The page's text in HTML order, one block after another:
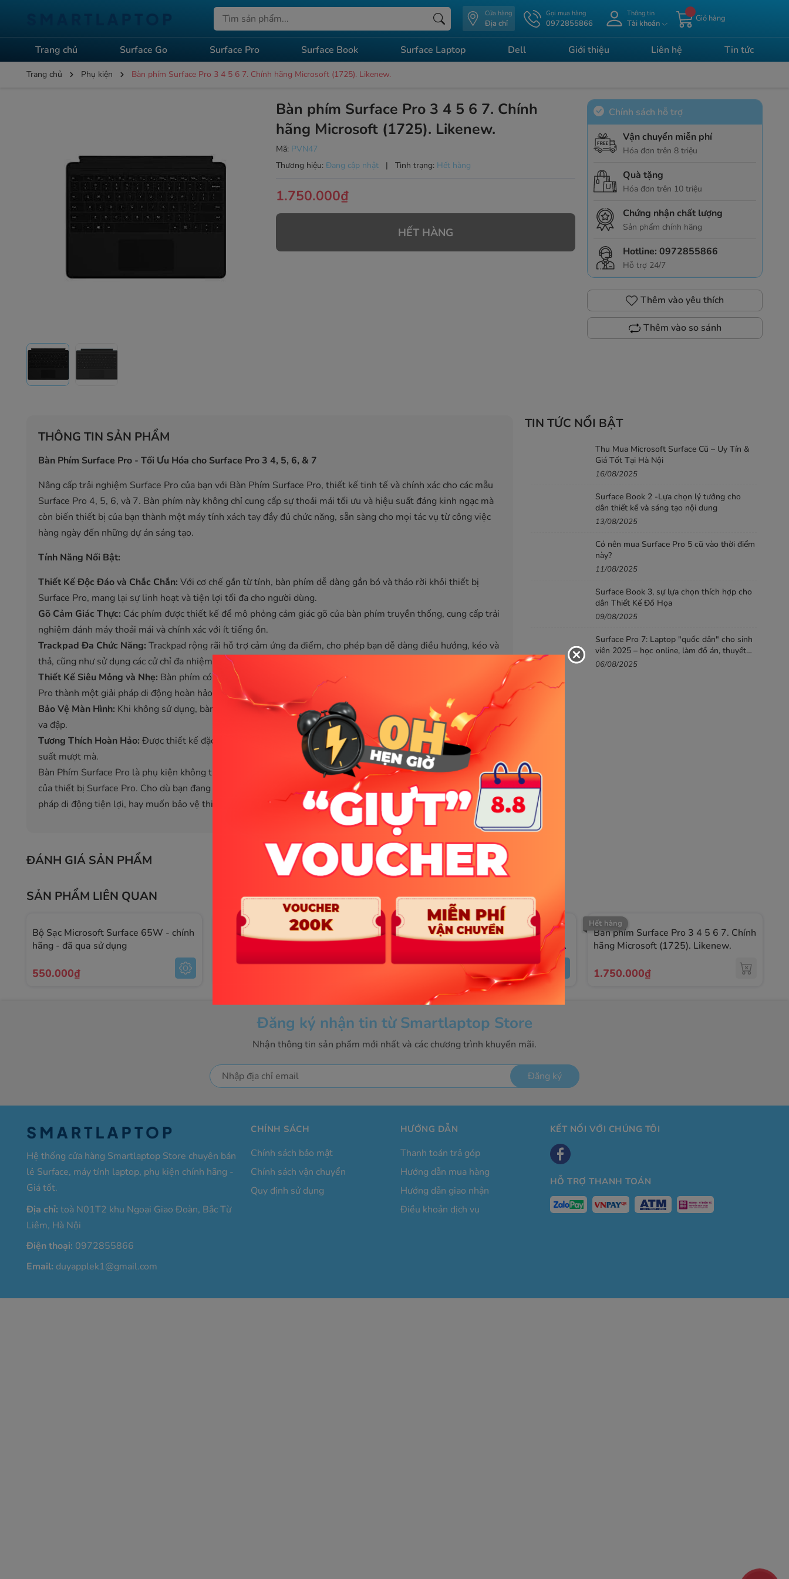
Cửa hàng
Địa chỉ
Gọi mua hàng
0972855866
Thông tin
Tài khoản
Giỏ hàng
Trang chủ Surface Go Surface Pro Surface Book Surface Laptop Dell Giới thiệu Liên hệ Tin tức
Trang chủ Phụ kiện Bàn phím Surface Pro 3 4 5 6 7. Chính hãng Microsoft (1725). Likenew.
Bàn phím Surface Pro 3 4 5 6 7. Chính
hãng Microsoft (1725). Likenew.
Mã: PVN47
Thương hiệu: Đang cập nhật | Tình trạng: Hết hàng
1.750.000₫
HẾT HÀNG
Chính sách hỗ trợ
Vận chuyển miễn phí
Hóa đơn trên 8 triệu
Quà tặng
Hóa đơn trên 10 triệu
Chứng nhận chất lượng
Sản phẩm chính hãng
Hotline:0972855866
Hỗ trợ 24/7
Thêm vào yêu thích
Thêm vào so sánh
THÔNG TIN SẢN PHẨM
Bàn Phím Surface Pro - Tối Ưu Hóa cho Surface Pro 3 4, 5, 6, & 7
Nâng cấp trải nghiệm Surface Pro của bạn với Bàn Phím Surface Pro, thiết kế tinh tế và chính xác cho các mẫu
Surface Pro 4, 5, 6, và 7. Bàn phím này không chỉ cung cấp sự thoải mái tối ưu và hiệu suất đáng kinh ngạc mà
còn biến thiết bị của bạn thành một máy tính xách tay đầy đủ chức năng, sẵn sàng cho mọi tác vụ từ công việc
hàng ngày đến những dự án sáng tạo.
Tính Năng Nổi Bật:
Thiết Kế Độc Đáo và Chắc Chắn: Với cơ chế gắn từ tính, bàn phím dễ dàng gắn bó và tháo rời khỏi thiết bị
Surface Pro, mang lại sự linh hoạt và tiện lợi tối đa cho người dùng.
Gõ Cảm Giác Thực: Các phím được thiết kế để mô phỏng cảm giác gõ của bàn phím truyền thống, cung cấp trải
nghiệm đánh máy thoải mái và chính xác với ít tiếng ồn.
Trackpad Đa Chức Năng: Trackpad rộng rãi hỗ trợ cảm ứng đa điểm, cho phép bạn dễ dàng điều hướng, kéo và
thả, cũng như sử dụng các cử chỉ đa nhiệm một cách mượt mà.
Thiết Kế Siêu Mỏng và Nhẹ: Bàn phím có thiết kế mỏng, nhẹ, dễ dàng mang theo bên mình, biến chiếc Surface
Pro thành một giải pháp di động hoàn hảo cho mọi nhu cầu.
Bảo Vệ Màn Hình: Khi không sử dụng, bàn phím có thể gập lại để bảo vệ màn hình Surface Pro khỏi bụi bẩn và
va đập.
Tương Thích Hoàn Hảo: Được thiết kế đặc biệt cho Surface Pro 4, 5, 6, và 7, đảm bảo một sự kết nối và hiệu
suất mượt mà.
Bàn Phím Surface Pro là phụ kiện không thể thiếu cho bất kỳ ai muốn tận dụng tối đa sức mạnh và sự linh hoạt
của thiết bị Surface Pro. Cho dù bạn đang tìm kiếm sự thoải mái khi đánh máy trong thời gian dài, cần một giải
pháp di động tiện lợi, hay muốn bảo vệ thiết bị của mình, Bàn Phím Surface Pro đều là sự lựa chọn hoàn hảo.
ĐÁNH GIÁ SẢN PHẨM
TIN TỨC NỔI BẬT
Thu Mua Microsoft Surface Cũ – Uy Tín &
Giá Tốt Tại Hà Nội
16/08/2025
Surface Book 2 -Lựa chọn lý tưởng cho
dân thiết kế và sáng tạo nội dung
13/08/2025
Có nên mua Surface Pro 5 cũ vào thời điểm
này?
11/08/2025
Surface Book 3, sự lựa chọn thích hợp cho
dân Thiết Kế Đồ Họa
09/08/2025
Surface Pro 7: Laptop "quốc dân" cho sinh
viên 2025 – học online, làm đồ án, thuyết
trình mượt
06/08/2025
SẢN PHẨM LIÊN QUAN
Bộ Sạc Microsoft Surface 65W - chính
hãng - đã qua sử dụng
550.000₫
Microsoft Surface Pen. Bút cảm ứng
chính hãng Microsoft
Bàn phím Surface Go 1 2 3 Type
Cover (1840). Chính hãng Microsoft -
Hết hàng
Bàn phím Surface Pro 3 4 5 6 7. Chính
hãng Microsoft (1725). Likenew.
1.750.000₫
Đăng ký nhận tin từ Smartlaptop Store
Nhận thông tin sản phẩm mới nhất và các chương trình khuyến mãi.
Đăng ký
Hệ thống cửa hàng Smartlaptop Store chuyên bán
lẻ Surface, máy tính laptop, phụ kiện chính hãng -
Giá tốt.
Địa chỉ: toà N01T2 khu Ngoại Giao Đoàn, Bắc Từ
Liêm, Hà Nội
Điện thoại: 0972855866
Email: duyapplek1@gmail.com
CHÍNH SÁCH
Chính sách bảo mật
Chính sách vận chuyển
Quy định sử dụng
HƯỚNG DẪN
Thanh toán trả góp
Hướng dẫn mua hàng
Hướng dẫn giao nhận
Điều khoản dịch vụ
KẾT NỐI VỚI CHÚNG TÔI
HỖ TRỢ THANH TOÁN